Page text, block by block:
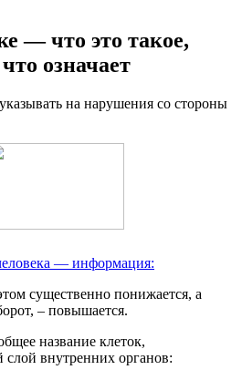
— что это такое,
означает
на нарушения со стороны
— информация:
существенно понижается, а
– повышается.
название клеток,
внутренних органов: